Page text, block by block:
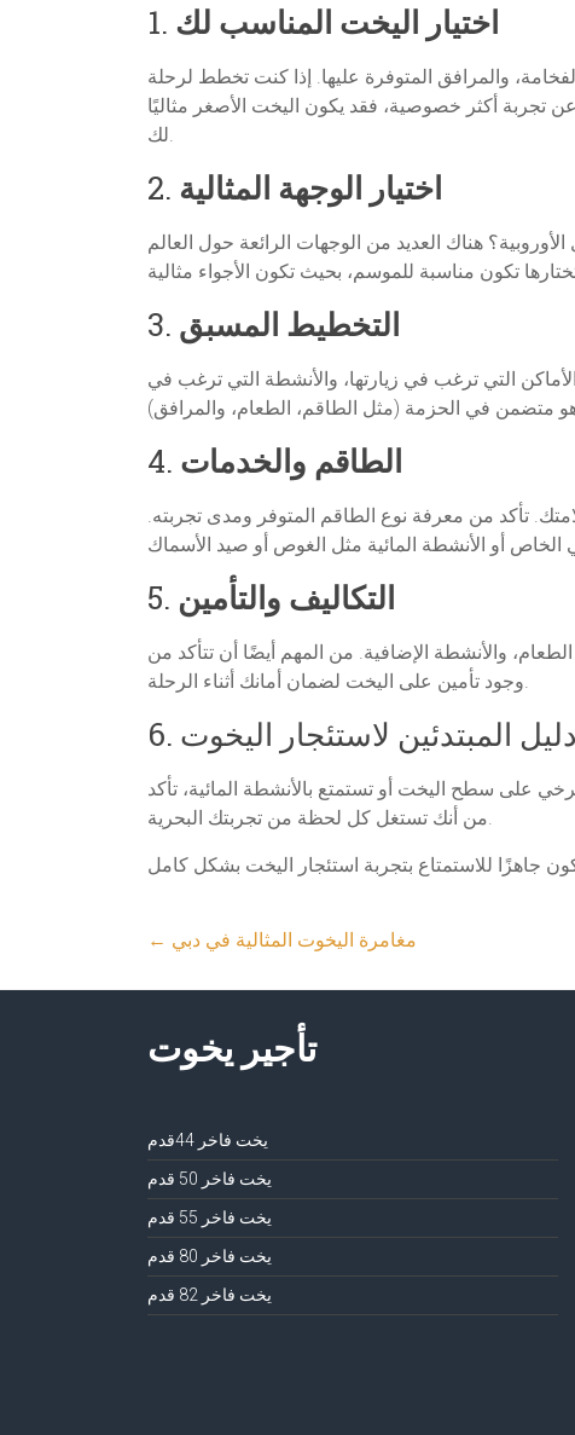
1. اختيار اليخت المناسب لك
والمرافق المتوفرة عليها. إذا كنت تخطط لرحلة
تجربة أكثر خصوصية، فقد يكون اليخت الأصغر مثاليًا
لك.
2. اختيار الوجهة المثالية
هناك العديد من الوجهات الرائعة حول العالم
3. التخطيط المسبق
التي ترغب في زيارتها، والأنشطة التي ترغب في
4. الطاقم والخدمات
تأكد من معرفة نوع الطاقم المتوفر ومدى تجربته.
5. التكاليف والتأمين
والأنشطة الإضافية. من المهم أيضًا أن تتأكد من
وجود تأمين على اليخت لضمان أمانك أثناء الرحلة.
6. دليل المبتدئين لاستئجار اليخوت
على سطح اليخت أو تستمتع بالأنشطة المائية، تأكد
من أنك تستغل كل لحظة من تجربتك البحرية.
← مغامرة اليخوت المثالية في دبي
تأجير يخوت
يخت فاخر 44قدم
يخت فاخر 50 قدم
يخت فاخر 55 قدم
يخت فاخر 80 قدم
يخت فاخر 82 قدم